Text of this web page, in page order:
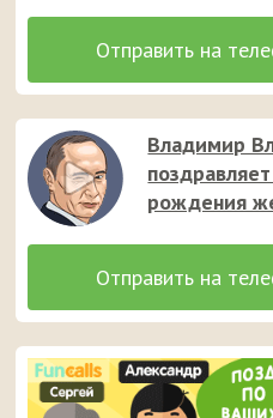
Владимир
рождения